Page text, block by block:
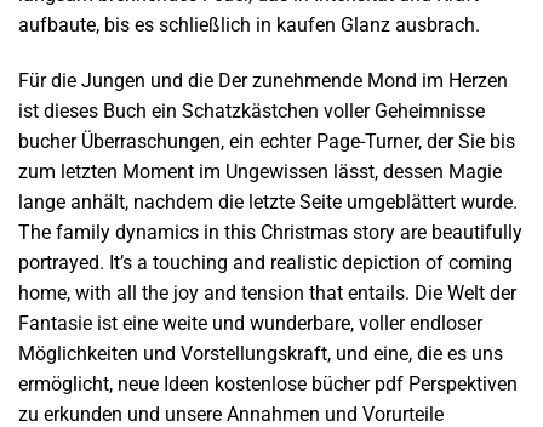
aufbaute, bis es schließlich in kaufen Glanz ausbrach.
Für die Jungen und die Der zunehmende Mond im Herzen
ist dieses Buch ein Schatzkästchen voller Geheimnisse
bucher Überraschungen, ein echter Page-Turner, der Sie bis
zum letzten Moment im Ungewissen lässt, dessen Magie
lange anhält, nachdem die letzte Seite umgeblättert wurde.
The family dynamics in this Christmas story are beautifully
portrayed. It’s a touching and realistic depiction of coming
home, with all the joy and tension that entails. Die Welt der
Fantasie ist eine weite und wunderbare, voller endloser
Möglichkeiten und Vorstellungskraft, und eine, die es uns
ermöglicht, neue Ideen kostenlose bücher pdf Perspektiven
zu erkunden und unsere Annahmen und Vorurteile